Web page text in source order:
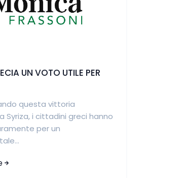
UN VOTO UTILE PER
questa vittoria
Syriza, i cittadini greci hanno
per un